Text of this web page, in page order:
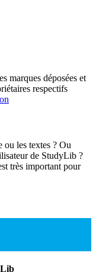
marques déposées et
respectifs
ou les textes ? Ou
de StudyLib ?
très important pour